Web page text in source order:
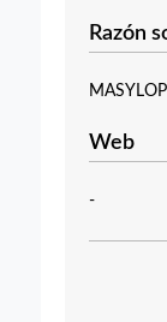
Razón
Web
-